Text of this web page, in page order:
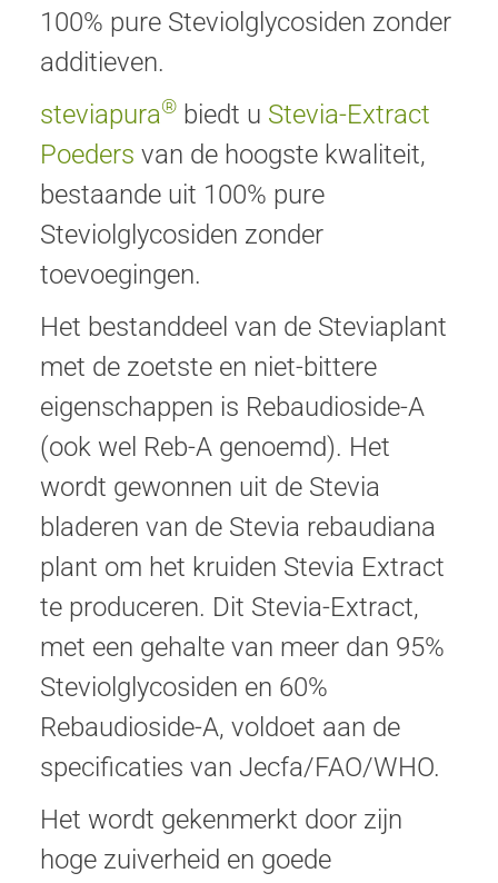
100% pure Steviolglycosiden zonder
additieven.
steviapura® biedt u Stevia-Extract
Poeders van de hoogste kwaliteit,
bestaande uit 100% pure
Steviolglycosiden zonder
toevoegingen.
Het bestanddeel van de Steviaplant
met de zoetste en niet-bittere
eigenschappen is Rebaudioside-A
(ook wel Reb-A genoemd). Het
wordt gewonnen uit de Stevia
bladeren van de Stevia rebaudiana
plant om het kruiden Stevia Extract
te produceren. Dit Stevia-Extract,
met een gehalte van meer dan 95%
Steviolglycosiden en 60%
Rebaudioside-A, voldoet aan de
specificaties van Jecfa/FAO/WHO.
Het wordt gekenmerkt door zijn
hoge zuiverheid en goede